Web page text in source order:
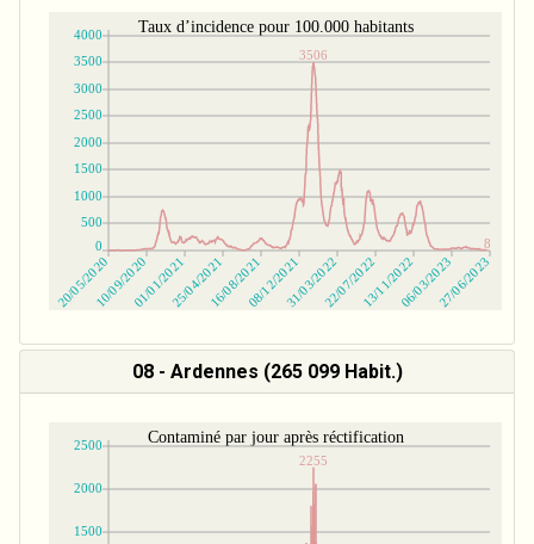
08 - Ardennes (265 099 Habit.)